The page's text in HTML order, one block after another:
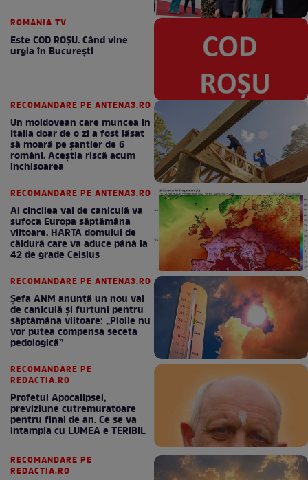
ROMANIA TV
Este COD ROŞU. Când vine
urgia în Bucureşti
RECOMANDARE PE ANTENA3.RO
Un moldovean care muncea în
Italia doar de o zi a fost lăsat
să moară pe şantier de 6
români. Aceștia riscă acum
închisoarea
RECOMANDARE PE ANTENA3.RO
Al cincilea val de caniculă va
sufoca Europa săptămâna
viitoare. HARTA domului de
căldură care va aduce până la
42 de grade Celsius
RECOMANDARE PE ANTENA3.RO
Șefa ANM anunță un nou val
de caniculă și furtuni pentru
săptămâna viitoare: „Ploile nu
vor putea compensa seceta
pedologică”
RECOMANDARE PE
REDACTIA.RO
Profetul Apocalipsei,
previziune cutremuratoare
pentru final de an. Ce se va
intampla cu LUMEA e TERIBIL
RECOMANDARE PE
REDACTIA.RO